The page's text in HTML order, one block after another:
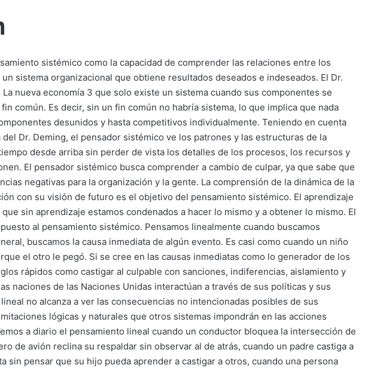
sistémico como la capacidad de comprender las relaciones entre los
sistema organizacional que obtiene resultados deseados e indeseados. El Dr.
nueva economía 3 que solo existe un sistema cuando sus componentes se
común. Es decir, sin un fin común no habría sistema, lo que implica que nada
desunidos y hasta competitivos individualmente. Teniendo en cuenta
Dr. Deming, el pensador sistémico ve los patrones y las estructuras de la
desde arriba sin perder de vista los detalles de los procesos, los recursos y
El pensador sistémico busca comprender a cambio de culpar, ya que sabe que
negativas para la organización y la gente. La comprensión de la dinámica de la
con su visión de futuro es el objetivo del pensamiento sistémico. El aprendizaje
sin aprendizaje estamos condenados a hacer lo mismo y a obtener lo mismo. El
al pensamiento sistémico. Pensamos linealmente cuando buscamos
buscamos la causa inmediata de algún evento. Es casi como cuando un niño
el otro le pegó. Si se cree en las causas inmediatas como lo generador de los
rápidos como castigar al culpable con sanciones, indiferencias, aislamiento y
naciones de las Naciones Unidas interactúan a través de sus políticas y sus
no alcanza a ver las consecuencias no intencionadas posibles de sus
lógicas y naturales que otros sistemas impondrán en las acciones
a diario el pensamiento lineal cuando un conductor bloquea la intersección de
de avión reclina su respaldar sin observar al de atrás, cuando un padre castiga a
sin pensar que su hijo pueda aprender a castigar a otros, cuando una persona